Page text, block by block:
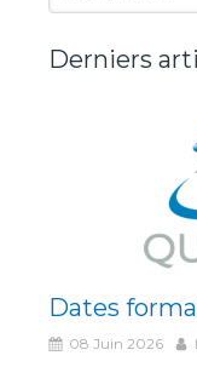
Derniers
Dates
08 Juin 2026